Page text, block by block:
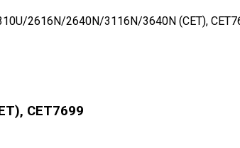
2616N/2640N/3116N/3640N (CET),
CET7699